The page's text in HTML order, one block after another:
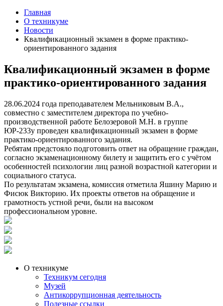
Главная
О техникуме
Новости
Квалификационный экзамен в форме практико-
ориентированного задания
Квалификационный экзамен в форме
практико-ориентированного задания
28.06.2024 года преподавателем Мельниковым В.А.,
совместно с заместителем директора по учебно-
производственной работе Белозеровой М.Н. в группе
ЮР-233у проведен квалификационный экзамен в форме
практико-ориентированного задания.
Ребятам предстояло подготовить ответ на обращение граждан,
согласно экзаменационному билету и защитить его с учётом
особенностей психологии лиц разной возрастной категории и
социального статуса.
По результатам экзамена, комиссия отметила Яшину Марию и
Фисюк Викторию. Их проекты ответов на обращение и
грамотность устной речи, были на высоком
профессиональном уровне.
О техникуме
Техникум сегодня
Музей
Антикоррупционная деятельность
Полезные ссылки